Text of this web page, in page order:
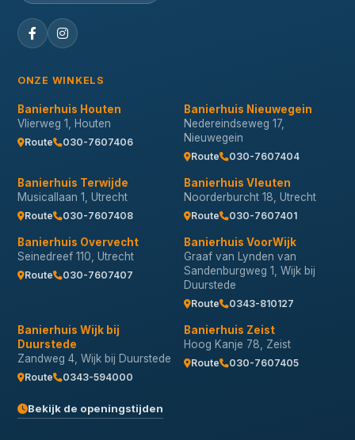
ONZE WINKELS
Banierhuis Houten
Vlierweg 1, Houten
Route 030-7607406
Banierhuis Nieuwegein
Nedereindseweg 17,
Nieuwegein
Route 030-7607404
Banierhuis Terwijde
Musicallaan 1, Utrecht
Route 030-7607408
Banierhuis Vleuten
Noorderburcht 18, Utrecht
Route 030-7607401
Banierhuis Overvecht
Seinedreef 110, Utrecht
Route 030-7607407
Banierhuis VoorWijk
Graaf van Lynden van
Sandenburgweg 1, Wijk bij
Duurstede
Route 0343-810127
Banierhuis Wijk bij
Duurstede
Zandweg 4, Wijk bij Duurstede
Route 0343-594000
Banierhuis Zeist
Hoog Kanje 78, Zeist
Route 030-7607405
Bekijk de openingstijden